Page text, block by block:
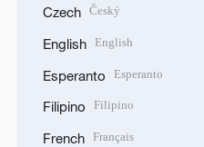
Czech Český
English English
Esperanto Esperanto
Filipino Filipino
French Français